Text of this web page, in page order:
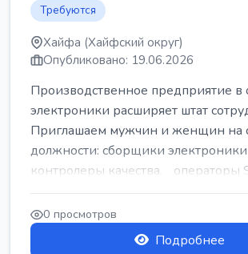
Требуются
Хайфа (Хайфский округ)
Опубликовано: 19.06.2026
Производственное предприятие в
электроники расширяет штат
Приглашаем мужчин и женщин на
должности: сборщики
контролеры качества, операторы
0 просмотров
Подробнее